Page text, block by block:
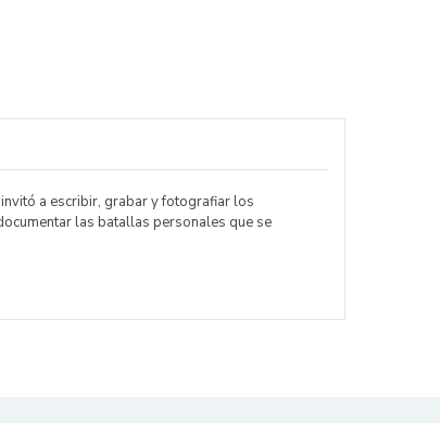
a escribir, grabar y fotografiar los
las batallas personales que se